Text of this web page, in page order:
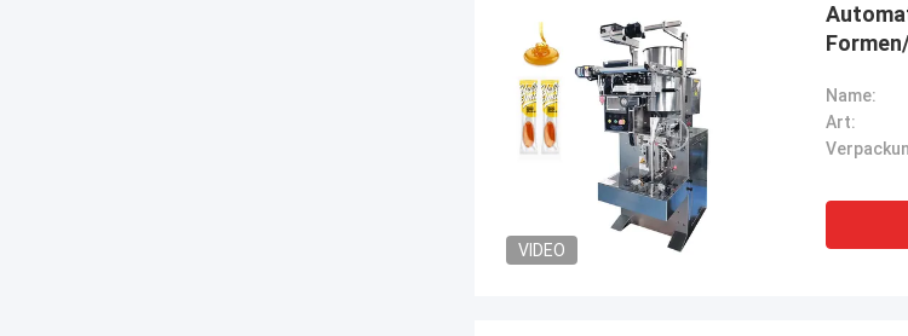
VIDEO
Name:
Art: